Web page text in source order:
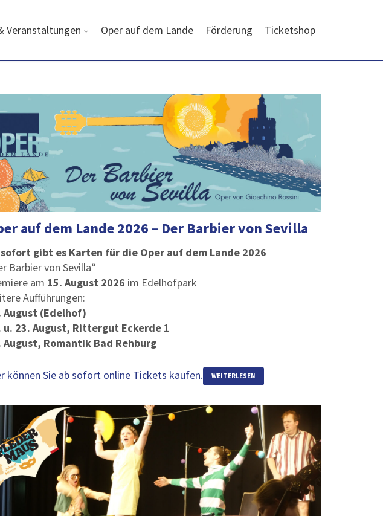
Veranstaltungen Oper auf dem Lande Förderung Ticketshop
auf dem Lande 2026 – Der Barbier von Sevilla
sofort gibt es Karten für die Oper auf dem Lande 2026
Barbier von Sevilla“
am 15. August 2026 im Edelhofpark
Aufführungen:
August (Edelhof)
u. 23. August, Rittergut Eckerde 1
August, Romantik Bad Rehburg
können Sie ab sofort online Tickets kaufen. WEITERLESEN